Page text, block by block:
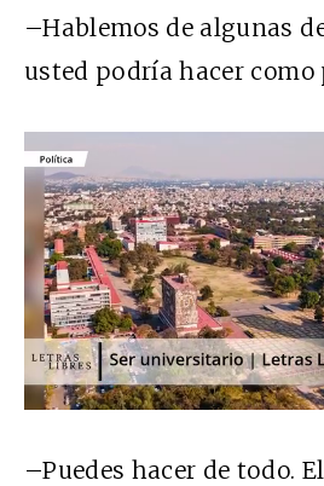
–Hablemos de algunas
usted podría hacer como
–Puedes hacer de todo.